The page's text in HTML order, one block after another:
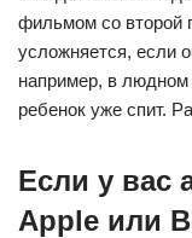
фильмом со второй
усложняется, если
например, в людном
ребенок уже спит.
Если у вас
Apple или